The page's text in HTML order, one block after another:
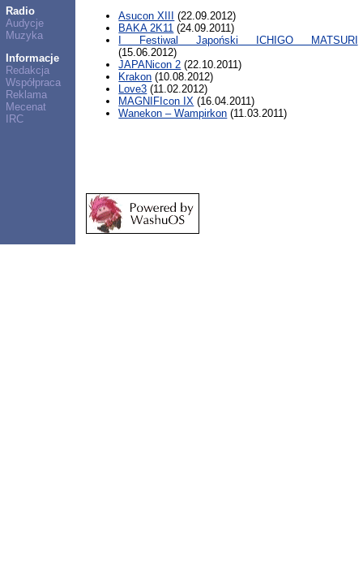
Radio
Audycje
Muzyka
Informacje
Redakcja
Współpraca
Reklama
Mecenat
IRC
Asucon XIII (22.09.2012)
BAKA 2K11 (24.09.2011)
I Festiwal Japoński ICHIGO MATSURI
(15.06.2012)
JAPANicon 2 (22.10.2011)
Krakon (10.08.2012)
Love3 (11.02.2012)
MAGNIFIcon IX (16.04.2011)
Wanekon – Wampirkon (11.03.2011)